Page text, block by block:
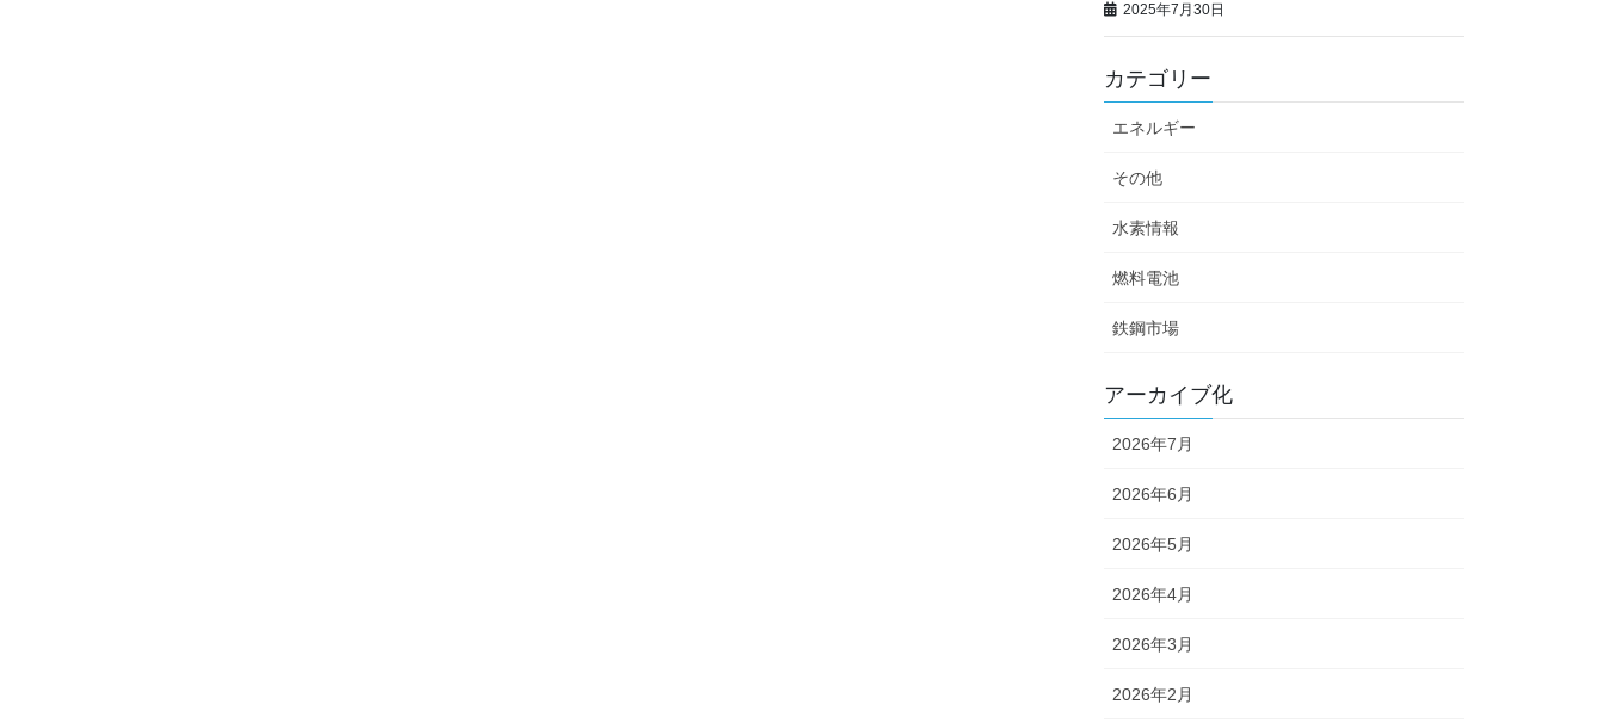
2025年7月30日
カテゴリー
エネルギー
その他
水素情報
燃料電池
鉄鋼市場
アーカイブ化
2026年7月
2026年6月
2026年5月
2026年4月
2026年3月
2026年2月